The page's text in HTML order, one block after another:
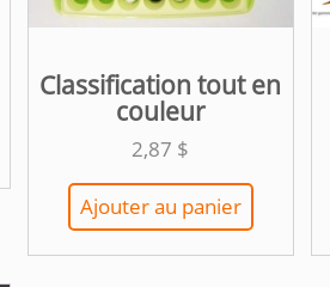
Classification tout en
couleur
2,87 $
Ajouter au panier